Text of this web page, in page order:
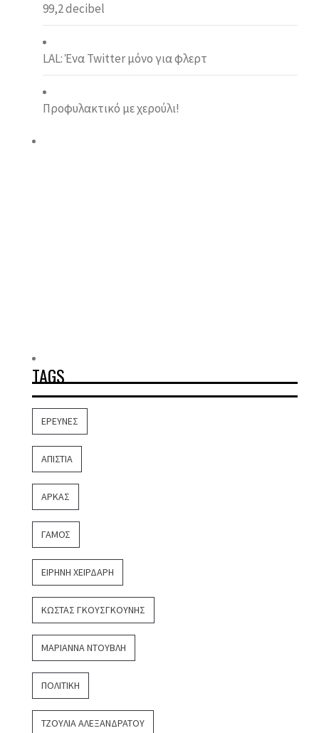
99,2 decibel
LAL: Ένα Twitter μόνο για φλερτ
Προφυλακτικό με χερούλι!
TAGS
ΈΡΕΥΝΕΣ
ΑΠΙΣΤΊΑ
ΑΡΚΆΣ
ΓΆΜΟΣ
ΕΙΡΉΝΗ ΧΕΙΡΔΆΡΗ
ΚΏΣΤΑΣ ΓΚΟΥΣΓΚΟΎΝΗΣ
ΜΑΡΙΆΝΝΑ ΝΤΟΎΒΛΗ
ΠΟΛΙΤΙΚΉ
ΤΖΟΎΛΙΑ ΑΛΕΞΑΝΔΡΆΤΟΥ